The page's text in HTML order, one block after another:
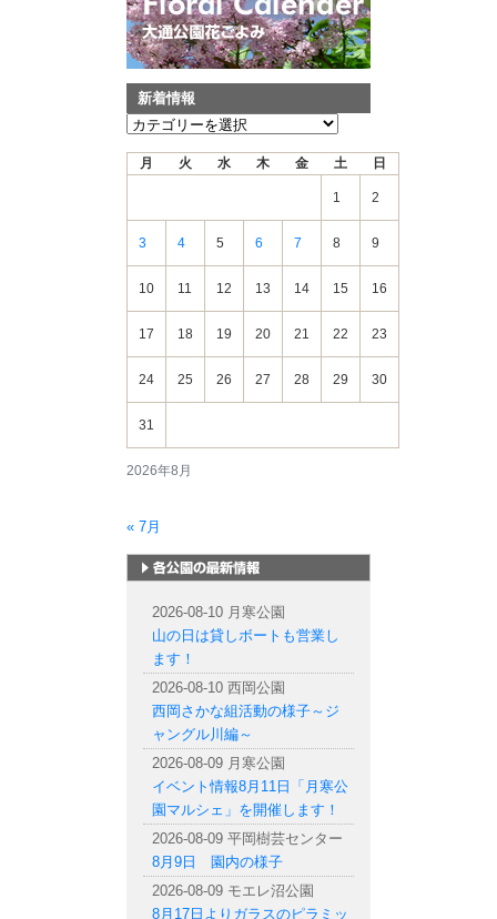
新着情報
新
2026年8月
月 火 水 木 金 土 日
1 2
3 4 5 6 7 8 9
10 11 12 13 14 15 16
17 18 19 20 21 22 23
24 25 26 27 28 29 30
31
« 7月
2026-08-10 月寒公園
山の日は貸しボートも営業し
ます！
2026-08-10 西岡公園
西岡さかな組活動の様子～ジ
ャングル川編～
2026-08-09 月寒公園
イベント情報8月11日「月寒公
園マルシェ」を開催します！
2026-08-09 平岡樹芸センター
8月9日 園内の様子
2026-08-09 モエレ沼公園
8月17日よりガラスのピラミッ